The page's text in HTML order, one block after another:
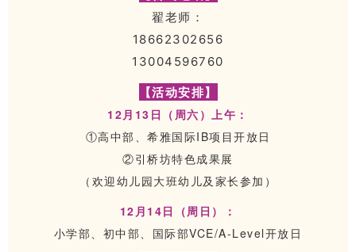
翟老师：
18662302656
13004596760
【活动安排】
12月13日（周六）上午：
①高中部、希雅国际IB项目开放日
②引桥坊特色成果展
（欢迎幼儿园大班幼儿及家长参加）
12月14日（周日）：
小学部、初中部、国际部VCE/A-Level开放日